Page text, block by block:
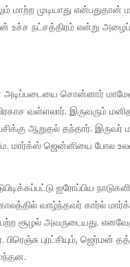
முடியாது என்பதுதான்
உச்ச நட்சத்திரம் என்று
வள்ளலார். இருவரும்
ஆறுதல் தந்தார். இருவர்
மார்க்ஸ் ஜென்னியை போல
வாழ்ந்தவர் கார்ல்
சூழல் அவருடையது.
புரட்சியும், ஜெர்மன்